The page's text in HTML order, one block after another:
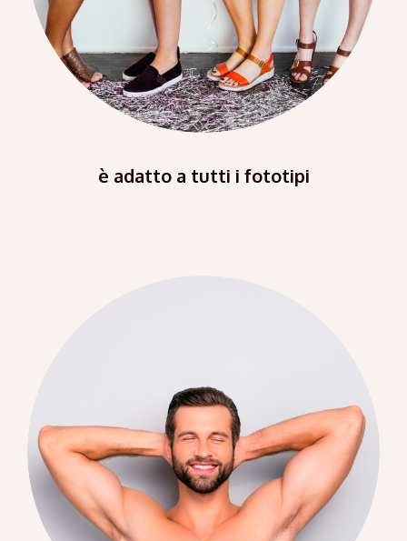
è adatto a tutti i fototipi